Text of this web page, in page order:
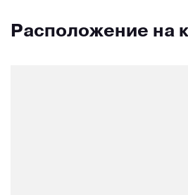
Расположение на